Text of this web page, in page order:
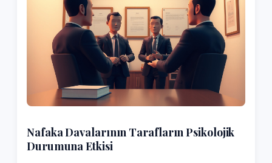
Nafaka Davalarının Tarafların Psikolojik
Durumuna Etkisi